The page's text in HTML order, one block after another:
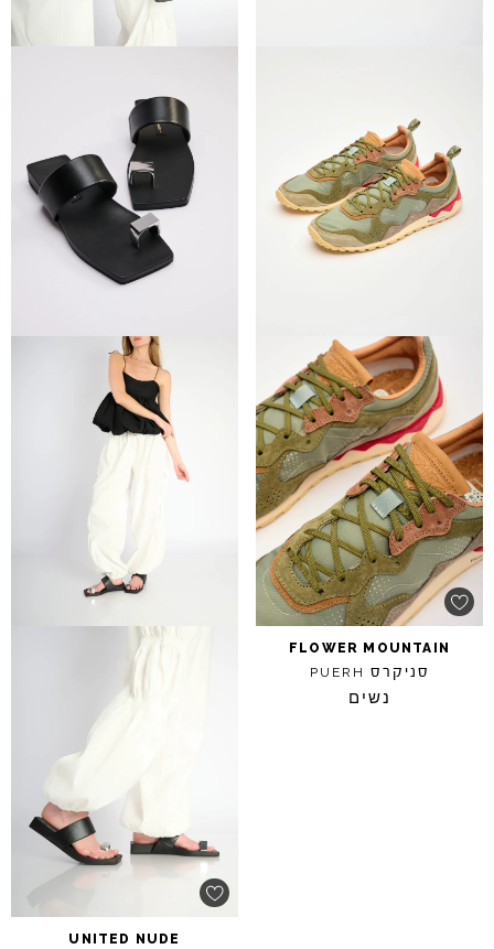
FLOWER MOUNTAIN
סניקרס PUERH
נשים
UNITED NUDE